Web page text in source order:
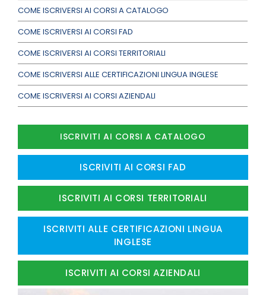
COME ISCRIVERSI AI CORSI A CATALOGO
COME ISCRIVERSI AI CORSI FAD
COME ISCRIVERSI AI CORSI TERRITORIALI
COME ISCRIVERSI ALLE CERTIFICAZIONI LINGUA INGLESE
COME ISCRIVERSI AI CORSI AZIENDALI
ISCRIVITI AI CORSI A CATALOGO
ISCRIVITI AI CORSI FAD
ISCRIVITI AI CORSI TERRITORIALI
ISCRIVITI ALLE CERTIFICAZIONI LINGUA
INGLESE
ISCRIVITI AI CORSI AZIENDALI